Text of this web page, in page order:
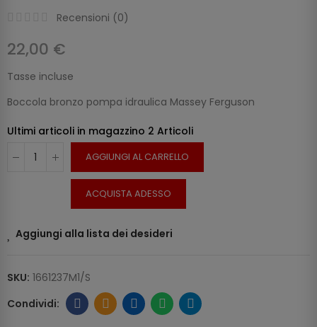
Recensioni (0)
22,00 €
Tasse incluse
Boccola bronzo pompa idraulica Massey Ferguson
Ultimi articoli in magazzino 2 Articoli
AGGIUNGI AL CARRELLO
ACQUISTA ADESSO
Aggiungi alla lista dei desideri
SKU: 1661237M1/S